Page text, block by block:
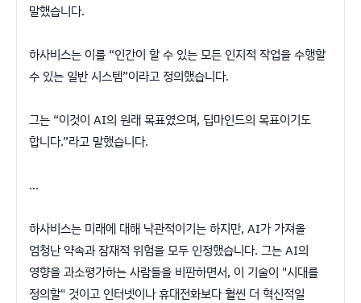
말했습니다.
하사비스는 이를 “인간이 할 수 있는 모든 인지적 작업을 수행할
수 있는 일반 시스템”이라고 정의했습니다.
그는 “이것이 AI의 원래 목표였으며, 딥마인드의 목표이기도
합니다.”라고 말했습니다.
...
하사비스는 미래에 대해 낙관적이기는 하지만, AI가 가져올
엄청난 약속과 잠재적 위험을 모두 인정했습니다. 그는 AI의
영향을 과소평가하는 사람들을 비판하면서, 이 기술이 "시대를
정의할" 것이고 인터넷이나 휴대전화보다 훨씬 더 혁신적일